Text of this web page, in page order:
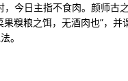
，今日主指不食肉。颜师古
糗粮之饵，无酒肉也”，并
。